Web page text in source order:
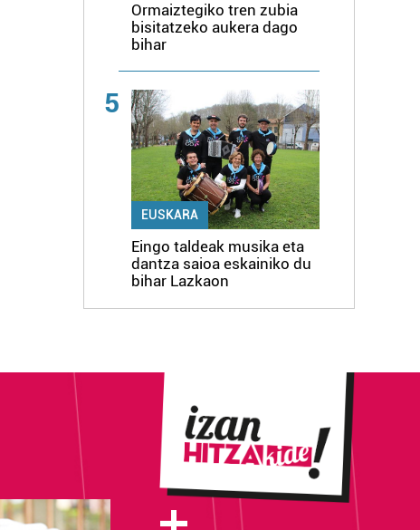
Ormaiztegiko tren zubia
bisitatzeko aukera dago
bihar
5
EUSKARA
Eingo taldeak musika eta
dantza saioa eskainiko du
bihar Lazkaon